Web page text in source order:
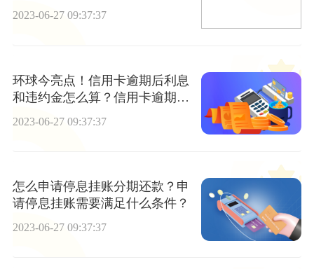
信用多久恢复正常？
2023-06-27 09:37:37
环球今亮点！信用卡逾期后利息
和违约金怎么算？信用卡逾期一
2023-06-27 09:37:37
怎么申请停息挂账分期还款？申
请停息挂账需要满足什么条件？
2023-06-27 09:37:37